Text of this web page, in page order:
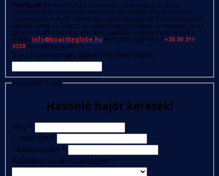
FIGYELEM: Kérésed fontos számunkra. Amennyiben az űrlap
beküldése után a weboldal nem kerül átirányításra és nem kapsz
visszaigazoló e-mailt (ellenőrizd a spam mappát is), frissítsd az oldalt,
töltsd ki ismét az űrlapot és küldd el megint! Abban az esetben, ha az
újbóli próbálkozásod is sikertelen, vedd fel a kapcsolatot velünk e-
mailen info@boattheglobe.hu keresztül, vagy hívd a +36 30 311
3328-as telefonszámot.
If you are human, leave this field blank.
Hasonló hajó
Hasonló hajót keresek!
Név *
E-mail cím *
Telefonszám *
Kapitányra van szükségem *